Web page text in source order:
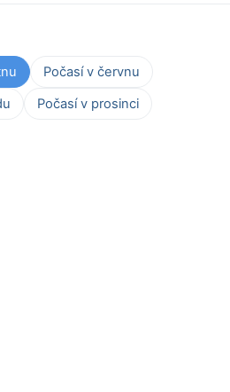
Počasí v červnu
Počasí v prosinci